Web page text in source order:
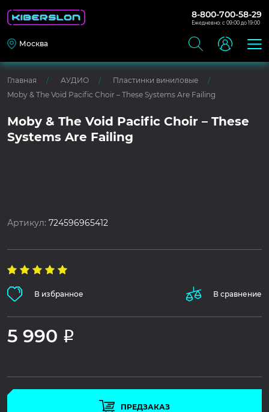
8-800-700-58-29
Ежедневно: с 09:00 до 19:00
Москва
Главная АУДИО
Пластинки виниловые
Moby & The Void Pacific Choir – These Systems Are Failing
Moby & The Void Pacific Choir – These
Systems Are Failing
Артикул:724596965412
В избранное В сравнение
5 990 Р
ПРЕДЗАКАЗ